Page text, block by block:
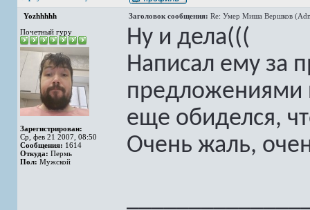
Yozhhhhh Заголовок сообщения: Re: Умер Миша Вершков
Почетный гуру
Зарегистрирован:
Ср, фев 21 2007, 08:50
Сообщения: 1614
Откуда: Пермь
Пол: Мужской
Ну и дела(((
Написал ему за
предложениями
еще обиделся,
Очень жаль,